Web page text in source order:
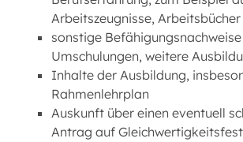
Arbeitszeugnisse, Arbeitsbücher
sonstige
Umschulungen, weitere
Inhalte der Ausbildung,
Rahmenlehrplan
Auskunft über einen eventuell
Antrag auf